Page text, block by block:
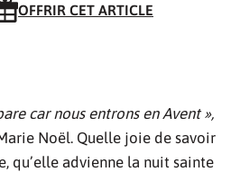
OFFRIR CET ARTICLE
car nous entrons en Avent »,
Noël. Quelle joie de savoir
qu’elle advienne la nuit sainte